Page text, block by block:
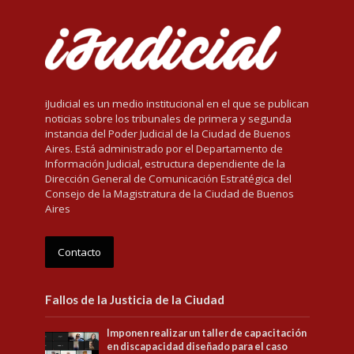
iJudicial es un medio institucional en el que se publican
noticias sobre los tribunales de primera y segunda
instancia del Poder Judicial de la Ciudad de Buenos
Aires. Está administrado por el Departamento de
Información Judicial, estructura dependiente de la
Dirección General de Comunicación Estratégica del
Consejo de la Magistratura de la Ciudad de Buenos
Aires
Contacto
Fallos de la Justicia de la Ciudad
Imponen realizar un taller de capacitación
en discapacidad diseñado para el caso